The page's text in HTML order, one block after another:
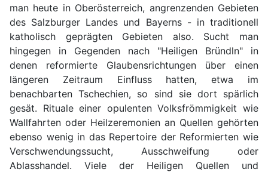
man heute in Oberösterreich, angrenzenden Gebieten
des Salzburger Landes und Bayerns - in traditionell
katholisch geprägten Gebieten also. Sucht man
hingegen in Gegenden nach "Heiligen Bründln" in
denen reformierte Glaubensrichtungen über einen
längeren Zeitraum Einfluss hatten, etwa im
benachbarten Tschechien, so sind sie dort spärlich
gesät. Rituale einer opulenten Volksfrömmigkeit wie
Wallfahrten oder Heilzeremonien an Quellen gehörten
ebenso wenig in das Repertoire der Reformierten wie
Verschwendungssucht, Ausschweifung oder
Ablasshandel. Viele der Heiligen Quellen und